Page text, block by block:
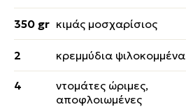
350 gr κιμάς μοσχαρίσιος
2 κρεμμύδια ψιλοκομμένα
4
ντομάτες ώριμες,
αποφλοιωμένες